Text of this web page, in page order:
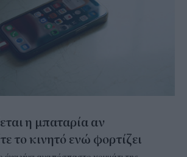
η μπαταρία αν
το κινητό ενώ φορτίζει